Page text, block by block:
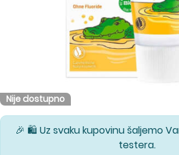
Nije dostupno
🎉 🛍️ Uz svaku kupovinu šaljemo
testera.